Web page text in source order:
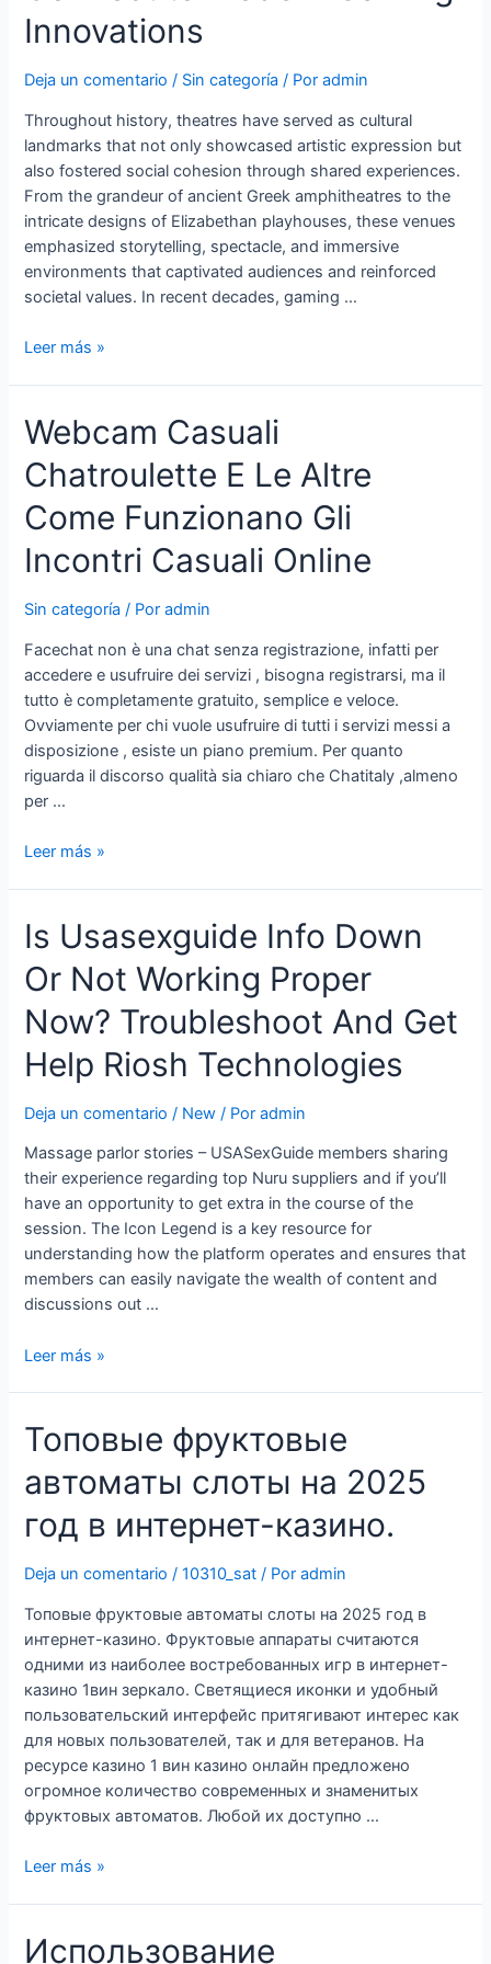
Innovations
Deja un comentario / Sin categoría / Poradmin
Throughout history, theatres have served as cultural
landmarks that not only showcased artistic expression but
also fostered social cohesion through shared experiences.
From the grandeur of ancient Greek amphitheatres to the
intricate designs of Elizabethan playhouses, these venues
emphasized storytelling, spectacle, and immersive
environments that captivated audiences and reinforced
societal values. In recent decades, gaming …
How
Connect
to
Modern
Innovations
Leer más »
Webcam Casuali
Chatroulette E Le Altre
Come Funzionano Gli
Incontri Casuali Online
Sin categoría / Poradmin
Facechat non è una chat senza registrazione, infatti per
accedere e usufruire dei servizi , bisogna registrarsi, ma il
tutto è completamente gratuito, semplice e veloce.
Ovviamente per chi vuole usufruire di tutti i servizi messi a
disposizione , esiste un piano premium. Per quanto
riguarda il discorso qualità sia chiaro che Chatitaly ,almeno
per …
Webcam
E
Le
Altre
Funzionano
Gli
Incontri
Casuali
Online
Leer más »
Is Usasexguide Info Down
Or Not Working Proper
Now? Troubleshoot And Get
Help Riosh Technologies
Deja un comentario / New / Poradmin
Massage parlor stories – USASexGuide members sharing
their experience regarding top Nuru suppliers and if you’ll
have an opportunity to get extra in the course of the
session. The Icon Legend is a key resource for
understanding how the platform operates and ensures that
members can easily navigate the wealth of content and
discussions out …
Is
Down
Or
Not
Proper
Troubleshoot
And
Leer más »
Топовые фруктовые
автоматы слоты на 2025
год в интернет-казино.
Deja un comentario /10310_sat / Poradmin
Топовые фруктовые автоматы слоты на 2025 год в
интернет-казино. Фруктовые аппараты считаются
одними из наиболее востребованных игр в интернет-
казино 1вин зеркало. Светящиеся иконки и удобный
пользовательский интерфейс притягивают интерес как
для новых пользователей, так и для ветеранов. На
ресурсе казино 1 вин казино онлайн предложено
огромное количество современных и знаменитых
фруктовых автоматов. Любой их доступно …
Топовые
слоты
Leer más »
Использование